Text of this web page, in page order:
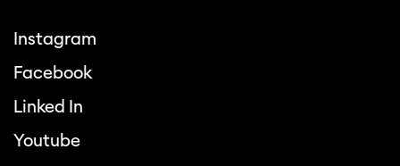
Instagram
Facebook
Linked In
Youtube